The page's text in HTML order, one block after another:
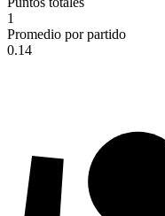
1
Promedio por partido
0.14